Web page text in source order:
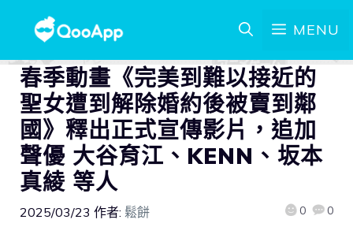
MENU
春季動畫《完美到難以接近的
聖女遭到解除婚約後被賣到鄰
國》釋出正式宣傳影片，追加
聲優 大谷育江、KENN、坂本
真綾 等人
2025/03/23 作者: 鬆餅 0 0